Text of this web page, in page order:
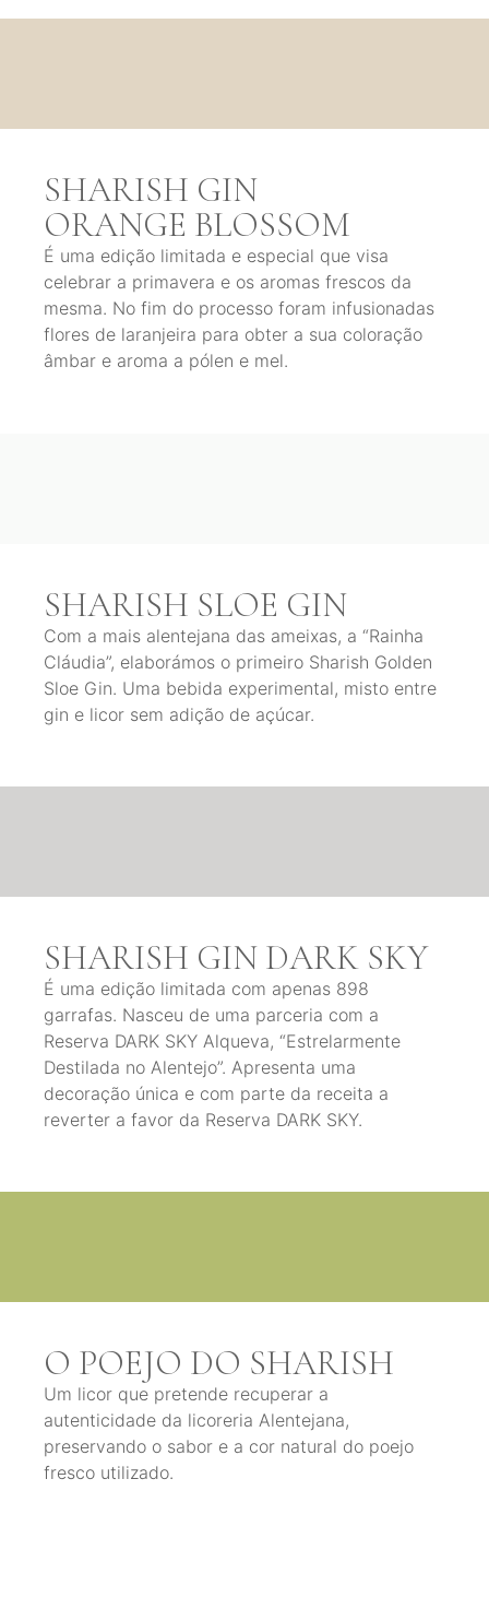
SHARISH GIN
ORANGE BLOSSOM
É uma edição limitada e especial que visa
celebrar a primavera e os aromas frescos da
mesma. No fim do processo foram infusionadas
flores de laranjeira para obter a sua coloração
âmbar e aroma a pólen e mel.
SHARISH SLOE GIN
Com a mais alentejana das ameixas, a “Rainha
Cláudia”, elaborámos o primeiro Sharish Golden
Sloe Gin. Uma bebida experimental, misto entre
gin e licor sem adição de açúcar.
SHARISH GIN DARK SKY
É uma edição limitada com apenas 898
garrafas. Nasceu de uma parceria com a
Reserva DARK SKY Alqueva, “Estrelarmente
Destilada no Alentejo”. Apresenta uma
decoração única e com parte da receita a
reverter a favor da Reserva DARK SKY.
O POEJO DO SHARISH
Um licor que pretende recuperar a
autenticidade da licoreria Alentejana,
preservando o sabor e a cor natural do poejo
fresco utilizado.